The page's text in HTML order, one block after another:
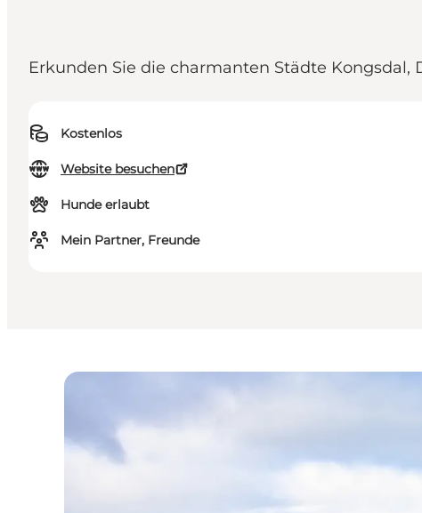
Erkunden Sie die charmanten Städte
Kostenlos
Website besuchen
Hunde erlaubt
Mein Partner, Freunde